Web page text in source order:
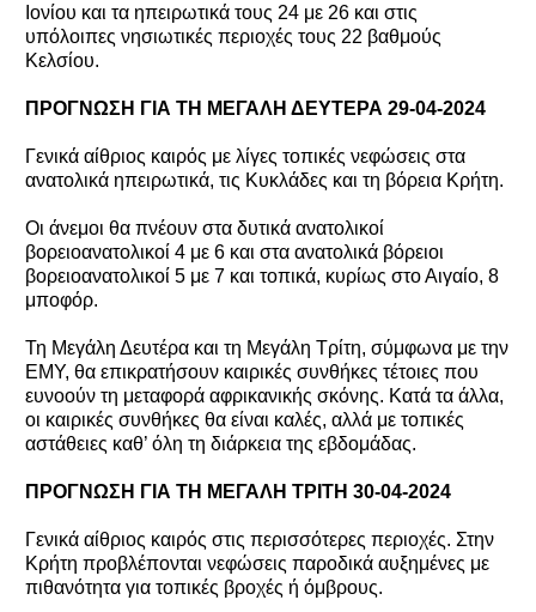
Ιονίου και τα ηπειρωτικά τους 24 με 26 και στις
υπόλοιπες νησιωτικές περιοχές τους 22 βαθμούς
Κελσίου.
ΠΡΟΓΝΩΣΗ ΓΙΑ ΤΗ ΜΕΓΑΛΗ ΔΕΥΤΕΡΑ 29-04-2024
Γενικά αίθριος καιρός με λίγες τοπικές νεφώσεις στα
ανατολικά ηπειρωτικά, τις Κυκλάδες και τη βόρεια Κρήτη.
Οι άνεμοι θα πνέουν στα δυτικά ανατολικοί
βορειοανατολικοί 4 με 6 και στα ανατολικά βόρειοι
βορειοανατολικοί 5 με 7 και τοπικά, κυρίως στο Αιγαίο, 8
μποφόρ.
Τη Μεγάλη Δευτέρα και τη Μεγάλη Τρίτη, σύμφωνα με την
ΕΜΥ, θα επικρατήσουν καιρικές συνθήκες τέτοιες που
ευνοούν τη μεταφορά αφρικανικής σκόνης. Κατά τα άλλα,
οι καιρικές συνθήκες θα είναι καλές, αλλά με τοπικές
αστάθειες καθ’ όλη τη διάρκεια της εβδομάδας.
ΠΡΟΓΝΩΣΗ ΓΙΑ ΤΗ ΜΕΓΑΛΗ ΤΡΙΤΗ 30-04-2024
Γενικά αίθριος καιρός στις περισσότερες περιοχές. Στην
Κρήτη προβλέπονται νεφώσεις παροδικά αυξημένες με
πιθανότητα για τοπικές βροχές ή όμβρους.